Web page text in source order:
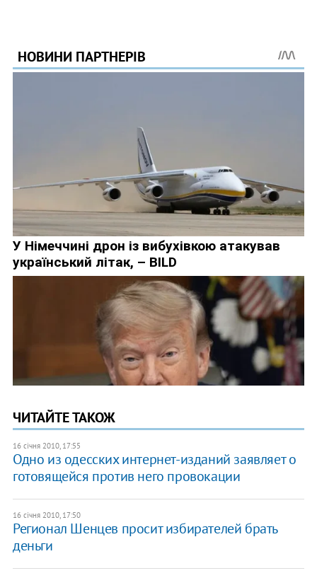
ЧИТАЙТЕ ТАКОЖ
16 січня 2010, 17:55
Одно из одесских интернет-изданий заявляет о
готовящейся против него провокации
16 січня 2010, 17:50
Регионал Шенцев просит избирателей брать
деньги